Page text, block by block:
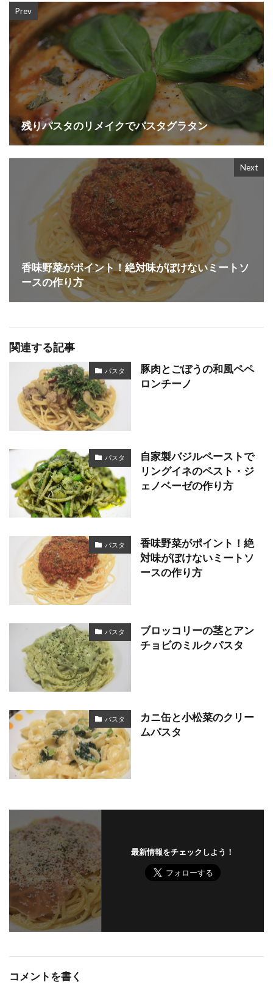
Prev
残りパスタのリメイクでパスタグラタン
Next
香味野菜がポイント！絶対味がぼけないミートソ
ースの作り方
関連する記事
パスタ
豚肉とごぼうの和風ペペ
ロンチーノ
パスタ
自家製バジルペーストで
リングイネのペスト・ジ
ェノベーゼの作り方
パスタ
香味野菜がポイント！絶
対味がぼけないミートソ
ースの作り方
パスタ
ブロッコリーの茎とアン
チョビのミルクパスタ
パスタ
カニ缶と小松菜のクリー
ムパスタ
最新情報をチェックしよう！
コメントを書く